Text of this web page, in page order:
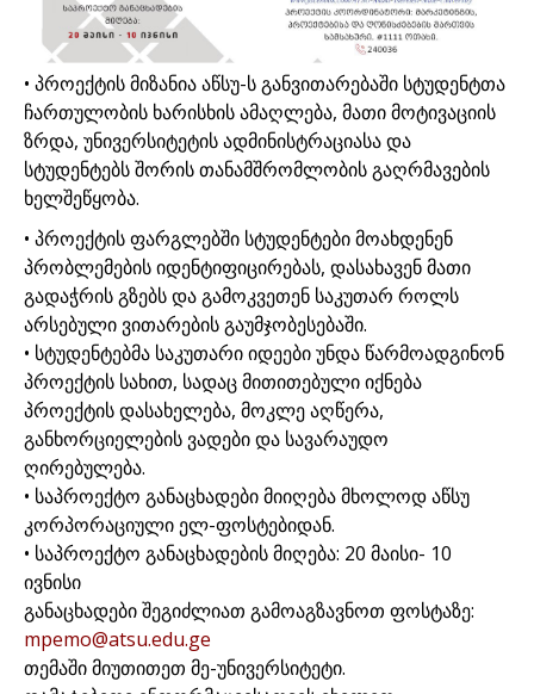
• პროექტის მიზანია აწსუ-ს განვითარებაში სტუდენტთა
ჩართულობის ხარისხის ამაღლება, მათი მოტივაციის
ზრდა, უნივერსიტეტის ადმინისტრაციასა და
სტუდენტებს შორის თანამშრომლობის გაღრმავების
ხელშეწყობა.
• პროექტის ფარგლებში სტუდენტები მოახდენენ
პრობლემების იდენტიფიცირებას, დასახავენ მათი
გადაჭრის გზებს და გამოკვეთენ საკუთარ როლს
არსებული ვითარების გაუმჯობესებაში.
• სტუდენტებმა საკუთარი იდეები უნდა წარმოადგინონ
პროექტის სახით, სადაც მითითებული იქნება
პროექტის დასახელება, მოკლე აღწერა,
განხორციელების ვადები და სავარაუდო
ღირებულება.
• საპროექტო განაცხადები მიიღება მხოლოდ აწსუ
კორპორაციული ელ-ფოსტებიდან.
• საპროექტო განაცხადების მიღება: 20 მაისი- 10
ივნისი
განაცხადები შეგიძლიათ გამოაგზავნოთ ფოსტაზე:
mpemo@atsu.edu.ge
თემაში მიუთითეთ მე-უნივერსიტეტი.